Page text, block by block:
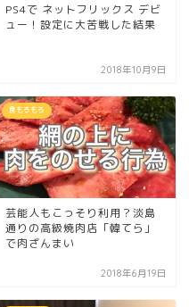
PS4で ネットフリックス デビ
ュー！設定に大苦戦した結果
2018年10月9日
食もろもろ
芸能人もこっそり利用？淡島
通りの高級焼肉店「韓てら」
で肉ざんまい
2018年6月19日